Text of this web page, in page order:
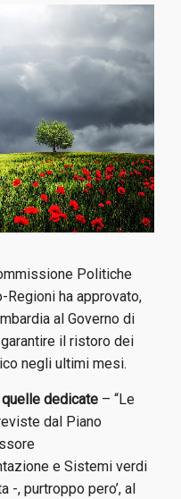
Politiche
Regioni ha approvato,
al Governo di
il ristoro dei
negli ultimi mesi.
dedicate – “Le
dal Piano
e Sistemi verdi
-, purtroppo pero’, al